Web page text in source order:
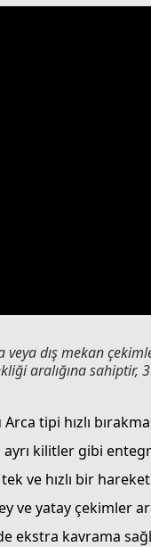
veya dış mekan
aralığına
tipi hızlı
kilitler gibi
ve hızlı bir
yatay çekimler
ekstra kavrama